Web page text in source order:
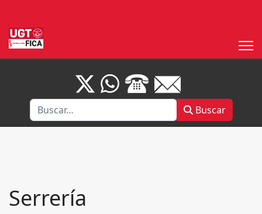
Buscar Buscar
Serrería